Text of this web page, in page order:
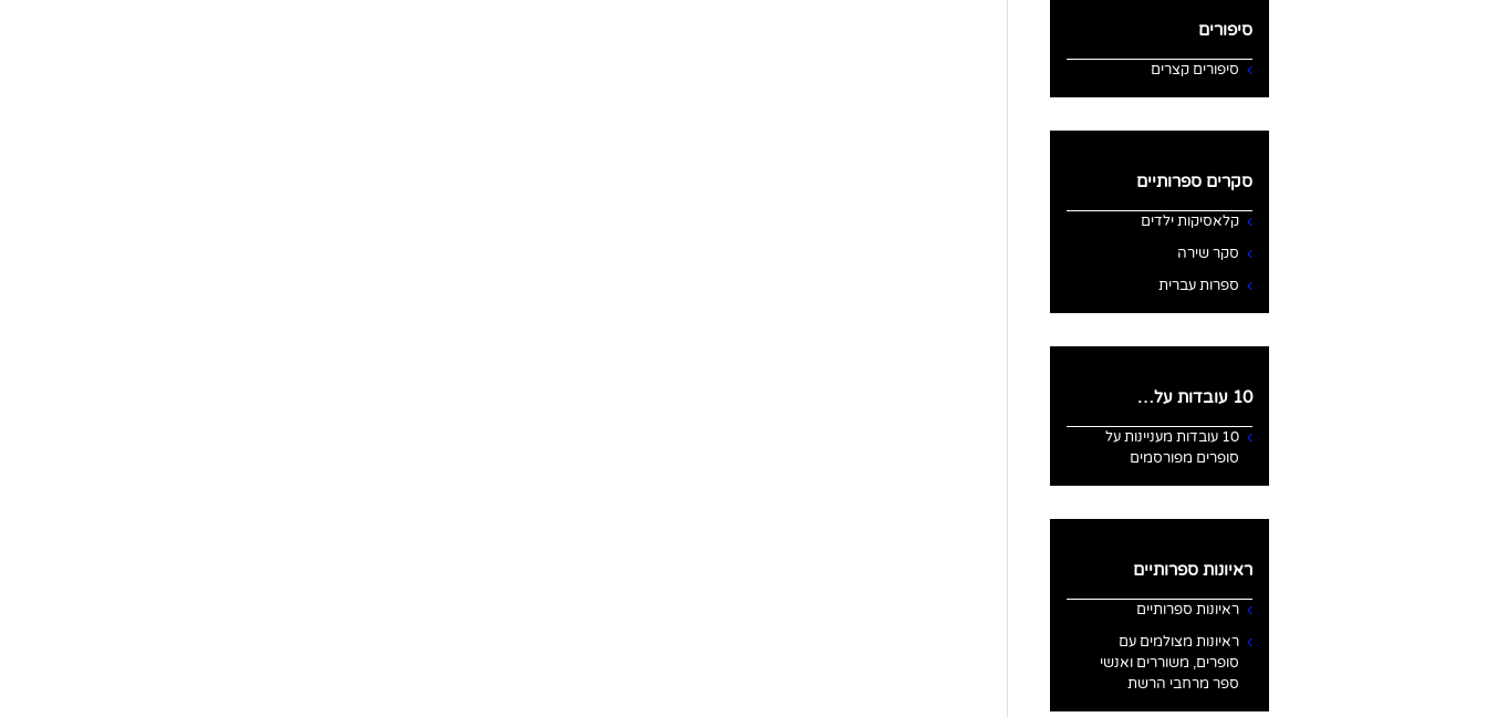
סיפורים
סיפורים קצרים
סקרים ספרותיים
קלאסיקות ילדים
סקר שירה
ספרות עברית
10 עובדות על…
10 עובדות מעניינות על
סופרים מפורסמים
ראיונות ספרותיים
ראיונות ספרותיים
ראיונות מצולמים עם
סופרים, משוררים ואנשי
ספר מרחבי הרשת